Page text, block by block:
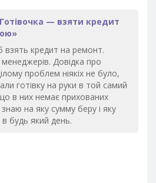
— взяти кредит
кредит на ремонт.
Довідка про
проблем ніякіх не було,
готівку на руки в той самий
в них немає прихованих
знаю на яку сумму беру і яку
будь який день.